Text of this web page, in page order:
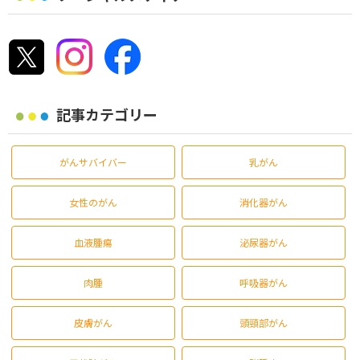
記事カテゴリー
がんサバイバー 乳がん
女性のがん 消化器がん
血液腫瘍 泌尿器がん
肉腫 呼吸器がん
皮膚がん 頭頸部がん